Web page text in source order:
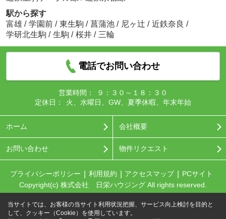
駅から探す
富雄 / 学園前 / 東生駒 / 菖蒲池 / 尼ヶ辻 / 近鉄奈良 /
学研北生駒 / 生駒 / 桜井 / 三輪
電話でお問い合わせ
営業時間：
９：３０～１８：３０
定休日：
火、水曜日、GW、夏季休暇、年末年始
ホーム 会社概要
お問い合わせ 物件リクエスト
プライバシーポリシー 利用規約 アクセスマップ
PCサイト
Copyright(c) 株式会社 日栄ハウジング All rights reserved.
当サイトでは、お客様の当サイト利用状況把握、サービス向上検討を目的と
して、クッキー（Cookie）を使用しています。